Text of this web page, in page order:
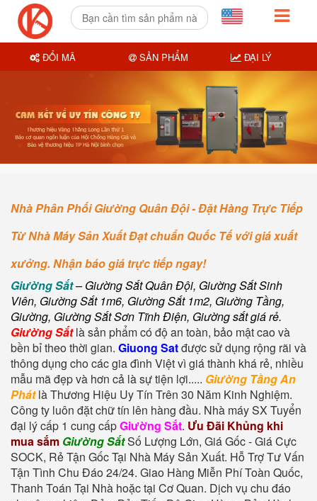
Nhà Phân Phối Giường Quân Đội - Đặt Hàng Trực Tiếp
Từ Nhà Máy Sản Xuất Đạt chuẩn Quốc Tế với giá xuất
xưởng. Nhận báo giá trực tiếp ngay!
Giường Sắt– Giường Sắt Quân Đội, Giường Sắt Sinh
Viên, Giường Sắt 1m6, Giường Sắt 1m2, Giường Tầng,
Giường, Giường Sắt Sơn Tĩnh Điện, Giường sắt giá rẻ.
Giường Sắtlà sản phẩm có độ an toàn, bảo mật cao và
bền bỉ theo thời gian. Giuong Satđược sử dụng rộng rãi và
thông dụng cho các gia đình Việt vì giá thành khá rẻ, nhiều
mẫu mã đẹp và hơn cả là sự tiện lợi..... Giường Tầng An
Phátlà Thương Hiệu Uy Tín Trên 30 Năm Kinh Nghiệm.
Công ty luôn đặt chữ tín lên hàng đầu. Nhà máy SX Tuyển
đại lý cấp 1 cung cấpGiường Sắt. Ưu Đãi Khủng khi
mua sắm Giường SắtSố Lượng Lớn, Giá Gốc - Giá Cực
SOCK, Rẻ Tận Gốc Tại Nhà Máy Sản Xuất. Hỗ Trợ Tư Vấn
Tận Tình Chu Đáo 24/24. Giao Hàng Miễn Phí Toàn Quốc,
Thanh Toán Tại Nhà hoặc tại Cơ Quan. Dịch vụ chu đáo
ĐỔI MÃ SẢN PHẨM ĐẠI LÝ